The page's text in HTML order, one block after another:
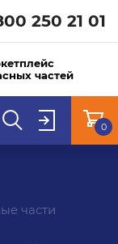
250 21 01
частей
0
части